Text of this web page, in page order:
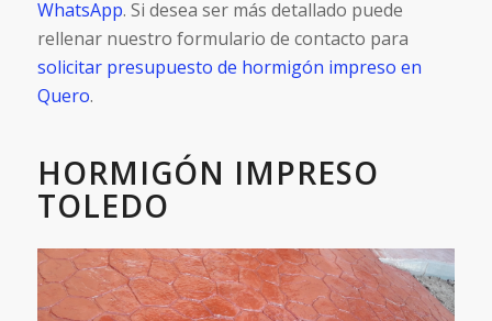
WhatsApp. Si desea ser más detallado puede
rellenar nuestro formulario de contacto para
solicitar presupuesto de hormigón impreso en
Quero.
HORMIGÓN IMPRESO
TOLEDO